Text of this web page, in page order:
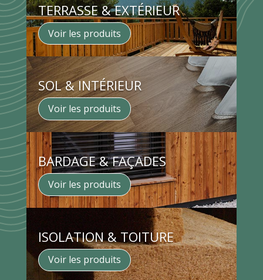
TERRASSE & EXTÉRIEUR
Voir les produits
SOL & INTÉRIEUR
Voir les produits
BARDAGE & FAÇADES
Voir les produits
ISOLATION & TOITURE
Voir les produits